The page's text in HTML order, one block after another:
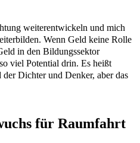
weiterentwickeln und mich
Wenn Geld keine Rolle
in den Bildungssektor
viel Potential drin. Es heißt
Dichter und Denker, aber das
für Raumfahrt